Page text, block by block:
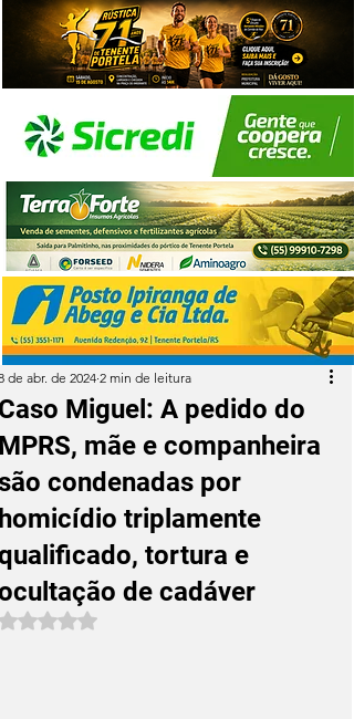
Miguel: A pedido do
mãe e companheira
condenadas por
triplamente
tortura e
de cadáver
de abr. de 2024 2 min de leitura
Avaliado com NaN de 5 estrelas.